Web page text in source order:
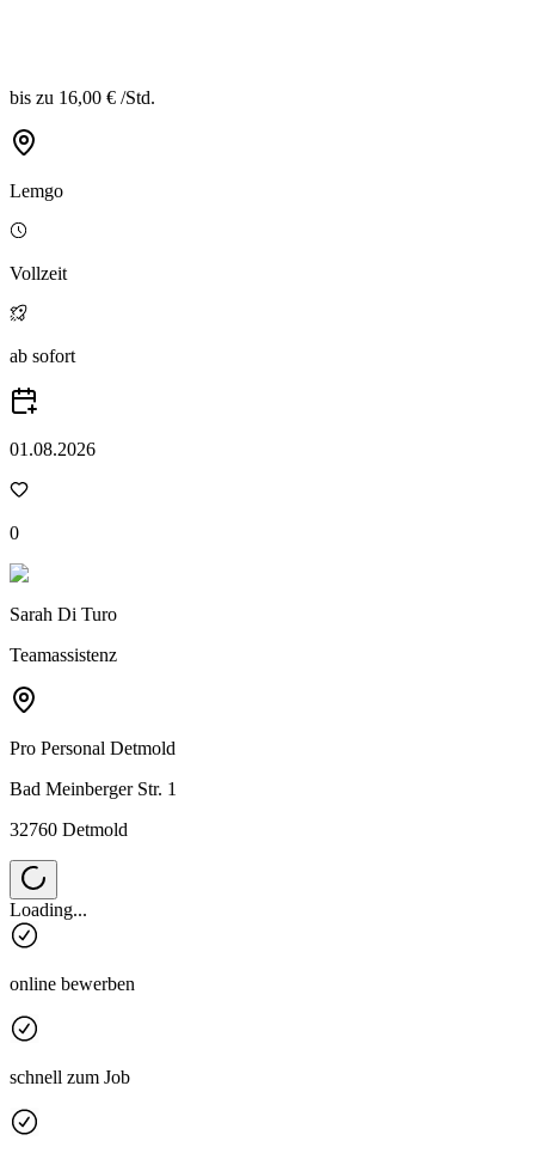
bis zu 16,00 € /Std.
Lemgo
Vollzeit
ab sofort
01.08.2026
0
Sarah Di Turo
Teamassistenz
Pro Personal Detmold
Bad Meinberger Str. 1
32760 Detmold
Loading...
online bewerben
schnell zum Job